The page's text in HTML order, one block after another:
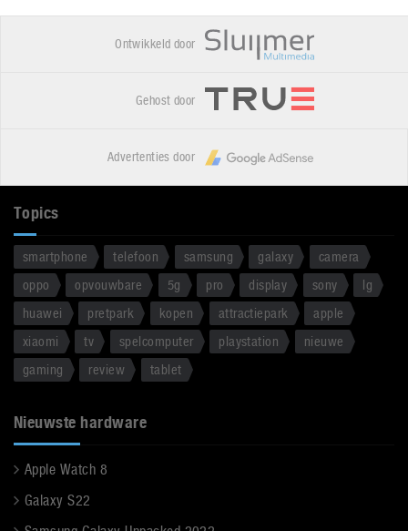
Ontwikkeld door
Gehost door
Advertenties door
Topics
smartphone telefoon samsung galaxy
camera
oppo
opvouwbare 5g pro display sony
lg
huawei
pretpark kopen attractiepark
apple
xiaomi
tv spelcomputer playstation
nieuwe
gaming
review tablet
Nieuwste hardware
Apple Watch 8
Galaxy S22